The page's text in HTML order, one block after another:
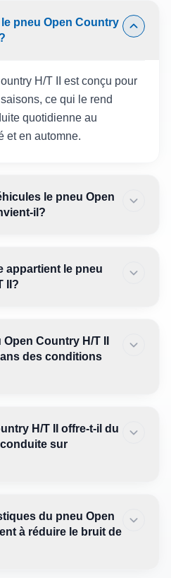
pneu Open Country
H/T II est conçu pour
ce qui le rend
quotidienne au
et en automne.
le pneu Open
il?
appartient le pneu
II?
Country H/T II
des conditions
H/T II offre-t-il du
sur
du pneu Open
à réduire le bruit de